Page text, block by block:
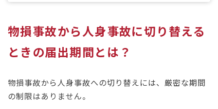
物損事故から人身事故に切り替える
ときの届出期間とは？
物損事故から人身事故への切り替えには、厳密な期間
の制限はありません。